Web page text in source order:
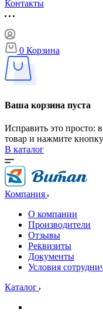
Контакты
0 Корзина
Ваша корзина пуста
Исправить это просто:
товар и нажмите
В каталог
Компания
О компании
Производители
Отзывы
Реквизиты
Документы
Условия
Каталог